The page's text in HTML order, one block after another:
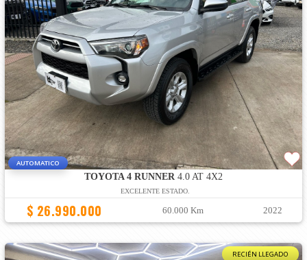
AUTOMATICO
TOYOTA 4 RUNNER 4.0 AT 4X2
EXCELENTE ESTADO.
$ 26.990.000 60.000 Km 2022
RECIÉN LLEGADO